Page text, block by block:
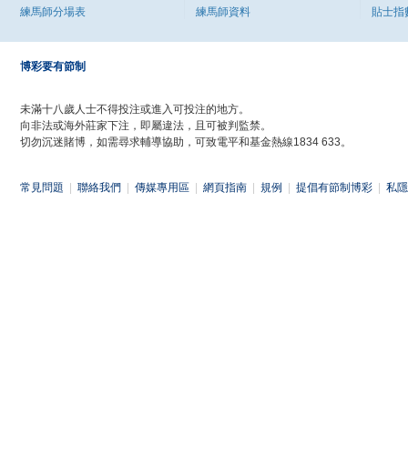
練馬師分場表
練馬師資料
貼士指
博彩要有節制
未滿十八歲人士不得投注或進入可投注的地方。
向非法或海外莊家下注，即屬違法，且可被判監禁。
切勿沉迷賭博，如需尋求輔導協助，可致電平和基金熱線1834 633。
常見問題 聯絡我們 傳媒專用區 網頁指南 規例 提倡有節制博彩 私